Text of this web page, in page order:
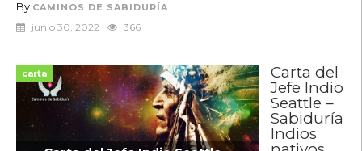
By CAMINOS DE SABIDURÍA
junio 30, 2022 366
carta
Carta del
Jefe Indio
Seattle –
Sabiduría
Indios